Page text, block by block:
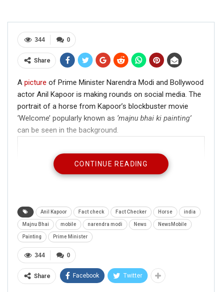
0
344
Share
A picture of Prime Minister Narendra Modi and Bollywood
actor Anil Kapoor is making rounds on social media. The
portrait of a horse from Kapoor’s blockbuster movie
‘Welcome’ popularly known as ‘majnu bhai ki painting’
can be seen in the background.
CONTINUE READING
Anil Kapoor Fact check Fact Checker Horse india
Majnu Bhai mobile narendra modi News NewsMobile
Painting Prime Minister
0
344
Share Facebook Twitter